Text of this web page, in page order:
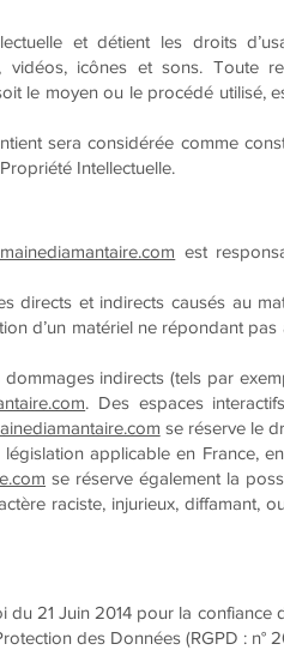
et détient les droits
icônes et sons. Toute
le moyen ou le procédé utilisé,
sera considérée comme
Intellectuelle.
est
directs et indirects causés au
d’un matériel ne répondant
indirects (tels par
. Des espaces
se réserve le
applicable en France,
se réserve également la
raciste, injurieux, diffamant,
21 Juin 2014 pour la confiance
des Données (RGPD : n°